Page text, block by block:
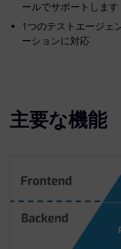
ールでサポートします
1つのテストエージェ
ーションに対応
主要な機能